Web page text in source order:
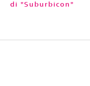
di "Suburbicon"